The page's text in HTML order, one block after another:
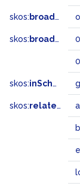
skos: broader
skos: broadMatch
skos:inScheme
skos:related